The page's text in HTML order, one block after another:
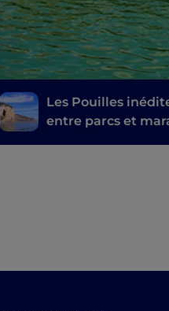
Les Pouilles
entre parcs et